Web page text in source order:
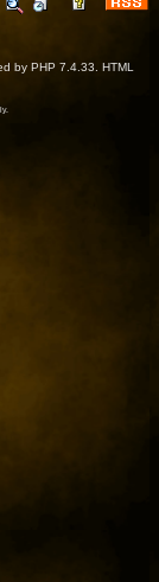
by PHP 7.4.33. HTML